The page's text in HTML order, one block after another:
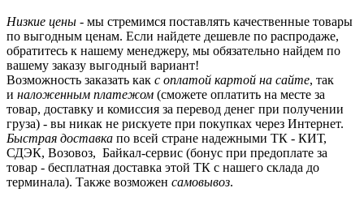
Низкие цены - мы стремимся поставлять качественные товары
по выгодным ценам. Если найдете дешевле по распродаже,
обратитесь к нашему менеджеру, мы обязательно найдем по
вашему заказу выгодный вариант!
Возможность заказать как с оплатой картой на сайте, так
и наложенным платежом (сможете оплатить на месте за
товар, доставку и комиссия за перевод денег при получении
груза) - вы никак не рискуете при покупках через Интернет.
Быстрая доставка по всей стране надежными ТК - КИТ,
СДЭК, Возовоз, Байкал-сервис (бонус при предоплате за
товар - бесплатная доставка этой ТК с нашего склада до
терминала). Также возможен самовывоз.